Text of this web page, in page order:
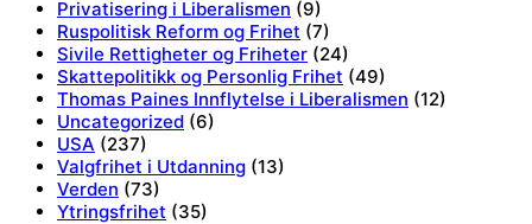
Privatisering i Liberalismen (9)
Ruspolitisk Reform og Frihet (7)
Sivile Rettigheter og Friheter (24)
Skattepolitikk og Personlig Frihet (49)
Thomas Paines Innflytelse i Liberalismen (12)
Uncategorized (6)
USA (237)
Valgfrihet i Utdanning (13)
Verden (73)
Ytringsfrihet (35)